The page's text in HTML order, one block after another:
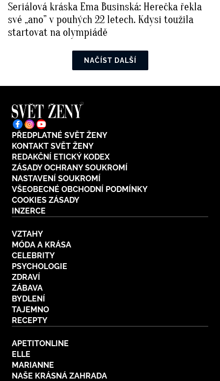
Seriálová kráska Ema Businská: Herečka řekla
své „ano” v pouhých 22 letech. Kdysi toužila
startovat na olympiádě
NAČÍST DALŠÍ
PŘEDPLATNÉ SVĚT ŽENY
KONTAKT SVĚT ŽENY
REDAKČNÍ ETICKÝ KODEX
ZÁSADY OCHRANY SOUKROMÍ
NASTAVENÍ SOUKROMÍ
VŠEOBECNÉ OBCHODNÍ PODMÍNKY
COOKIES ZÁSADY
INZERCE
VZTAHY
MÓDA A KRÁSA
CELEBRITY
PSYCHOLOGIE
ZDRAVÍ
ZÁBAVA
BYDLENÍ
TAJEMNO
RECEPTY
APETITONLINE
ELLE
MARIANNE
NAŠE KRÁSNÁ ZAHRADA